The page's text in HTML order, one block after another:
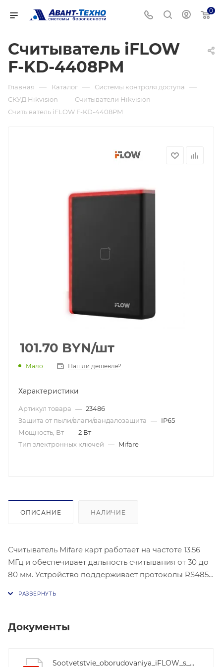
0
Считыватель iFLOW
F-KD-4408PM
Главная — Каталог — Системы контроля доступа —
СКУД Hikvision — Считыватели Hikvision —
Считыватель iFLOW F-KD-4408PM
101.70 BYN/шт
Мало Нашли дешевле?
Характеристики
Артикул товара — 23486
Защита от пыли/влаги/вандалозащита — IP65
Мощность, Вт — 2 Вт
Тип электронных ключей — Mifare
ОПИСАНИЕ НАЛИЧИЕ
Считыватель Mifare карт работает на частоте 13.56
МГц и обеспечивает дальность считывания от 30 до
80 мм. Устройство поддерживает протоколы RS485,
при этом потребляемая мощность составляет 2 Вт.
защиты IP65, что позволяет использовать его в
Документы
Sootvetstvie_oborudovaniya_iFLOW_s_Hikvision_i_HiWatch